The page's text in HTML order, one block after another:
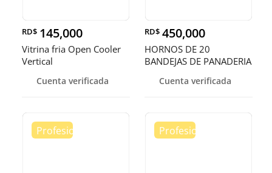
RD$ 145,000
Vitrina fria Open Cooler
Vertical
Cuenta verificada
RD$ 450,000
HORNOS DE 20
BANDEJAS DE PANADERIA
Cuenta verificada